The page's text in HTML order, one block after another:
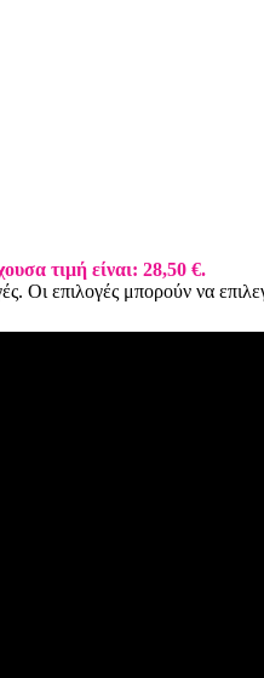
τιμή είναι: 28,50 €.
Οι επιλογές μπορούν να